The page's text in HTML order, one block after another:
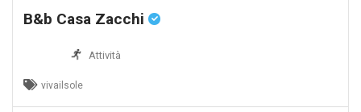
B&b Casa Zacchi
Attività
vivailsole